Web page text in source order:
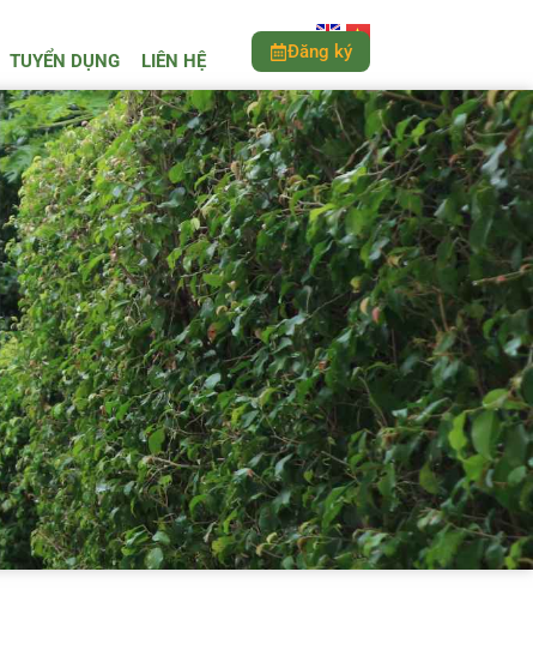
TUYỂN DỤNG LIÊN HỆ Đăng ký